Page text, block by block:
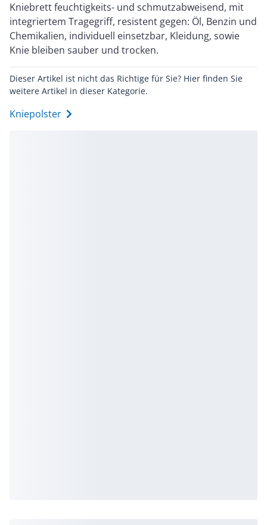
Kniebrett feuchtigkeits- und schmutzabweisend, mit
integriertem Tragegriff, resistent gegen: Öl, Benzin und
Chemikalien, individuell einsetzbar, Kleidung, sowie
Knie bleiben sauber und trocken.
Dieser Artikel ist nicht das Richtige für Sie? Hier finden Sie
weitere Artikel in dieser Kategorie.
Kniepolster